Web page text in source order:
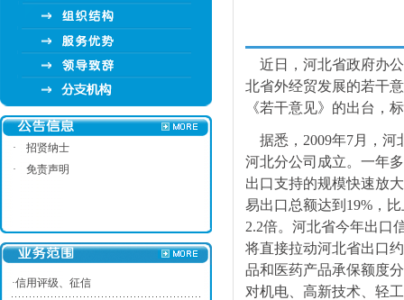
·
招贤纳士
·
免责声明
·信用评级、征信
近日，河北省政府办
北省外经贸发展的若干
《若干意见》的出台，
据悉，2009年7月，河
河北分公司成立。一年
出口支持的规模快速放
易出口总额达到19%，
2.2倍。河北省今年出口
将直接拉动河北省出口
品和医药产品承保额度
对机电、高新技术、轻